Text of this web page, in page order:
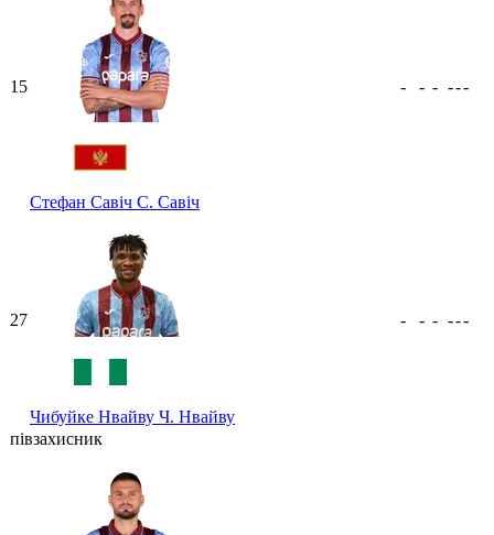
15
Стефан Савіч С. Савіч
- - - ---
27
Чибуйке Нвайву Ч. Нвайву
- - - ---
півзахисник